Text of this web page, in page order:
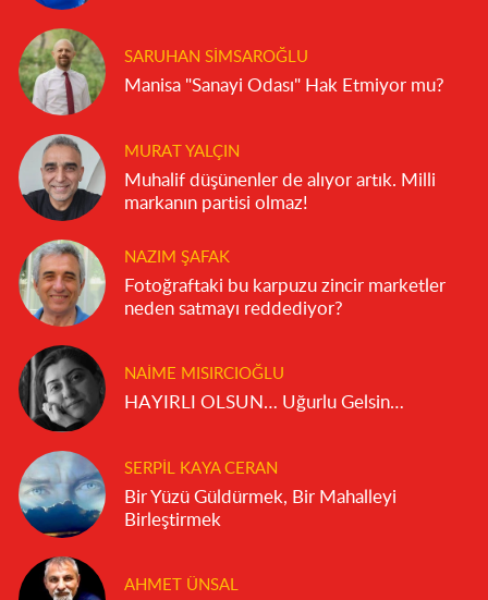
SARUHAN SIMSAROĞLU
Manisa "Sanayi Odası" Hak Etmiyor mu?
MURAT YALÇIN
Muhalif düşünenler de alıyor artık. Milli
markanın partisi olmaz!
NAZIM ŞAFAK
Fotoğraftaki bu karpuzu zincir marketler
neden satmayı reddediyor?
NAIME MISIRCIOĞLU
HAYIRLI OLSUN… Uğurlu Gelsin…
SERPIL KAYA CERAN
Bir Yüzü Güldürmek, Bir Mahalleyi
Birleştirmek
AHMET ÜNSAL